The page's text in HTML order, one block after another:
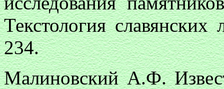
Текстология
234.
Малиновский А.Ф.